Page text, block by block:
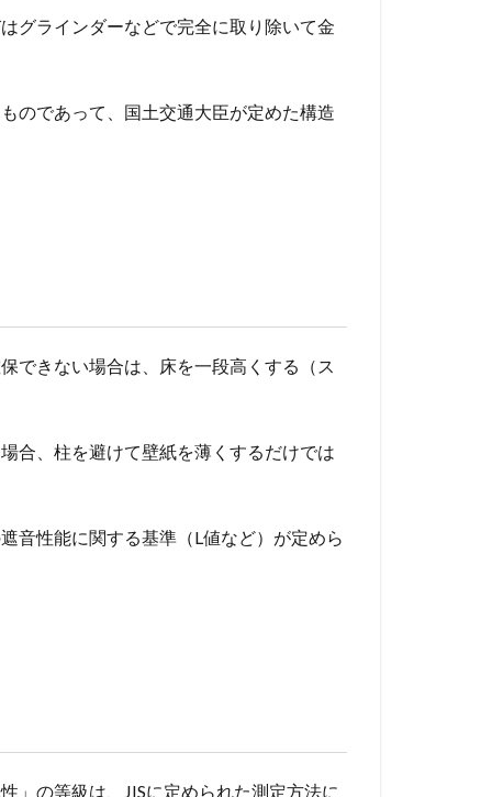
グラインダーなどで完全に取り除いて金
のであって、国土交通大臣が定めた構造
できない場合は、床を一段高くする（ス
合、柱を避けて壁紙を薄くするだけでは
音性能に関する基準（L値など）が定めら
」の等級は、JISに定められた測定方法に